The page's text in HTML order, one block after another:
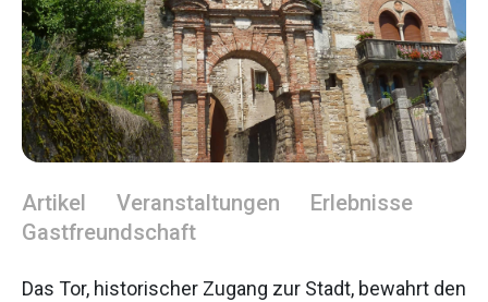
Artikel Veranstaltungen
Erlebnisse
Gastfreundschaft
Das Tor, historischer Zugang zur Stadt, bewahrt den